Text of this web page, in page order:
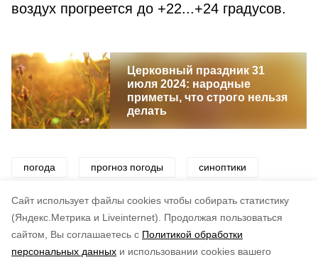
Cайт использует файлы cookies чтобы собирать статистику
(Яндекс.Метрика и Liveinternet).
Продолжая пользоваться
сайтом, Вы соглашаетесь с Политикой обработки
персональных данных и использовании cookies вашего
воздух прогреется до +22...+24 градусов.
Церковный праздник 31
июля 2024: народные
приметы, что строго нельзя
делать
погода прогноз погоды синоптики
ветер дождь осадки тепло